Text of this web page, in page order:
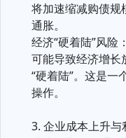
将加速缩减购债规
通胀。
经济“硬着陆”风险
可能导致经济增长
“硬着陆”。这是一
操作。
3. 企业成本上升与